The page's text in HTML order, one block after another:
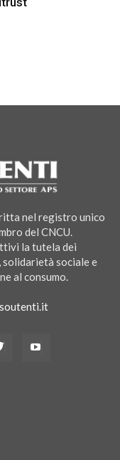
nel registro unico
del CNCU.
la tutela dei
sociale e
al consumo.